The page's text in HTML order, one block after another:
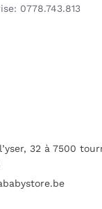
0778.743.813
32 à 7500